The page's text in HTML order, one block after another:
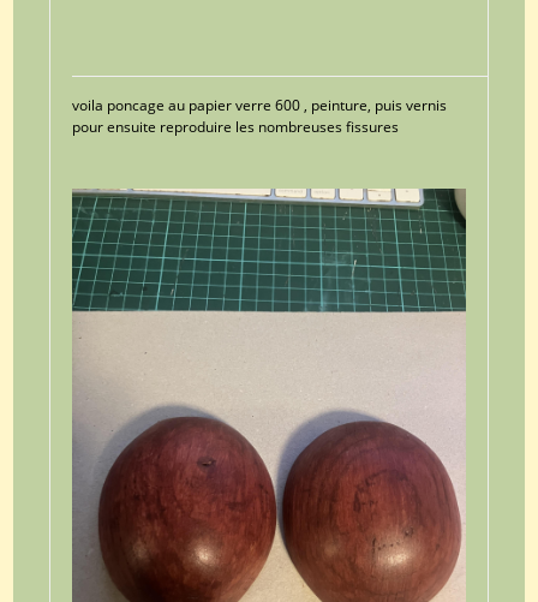
voila poncage au papier verre 600 , peinture, puis vernis
pour ensuite reproduire les nombreuses fissures